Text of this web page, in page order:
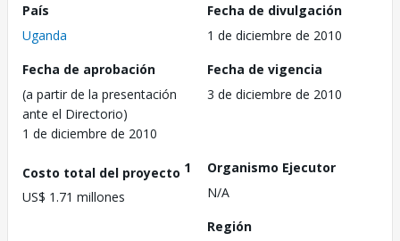
País
Uganda
Fecha de divulgación
1 de diciembre de 2010
Fecha de aprobación
(a partir de la presentación
ante el Directorio)
1 de diciembre de 2010
Fecha de vigencia
3 de diciembre de 2010
Costo total del proyecto 1
US$ 1.71 millones
Organismo Ejecutor
N/A
Región